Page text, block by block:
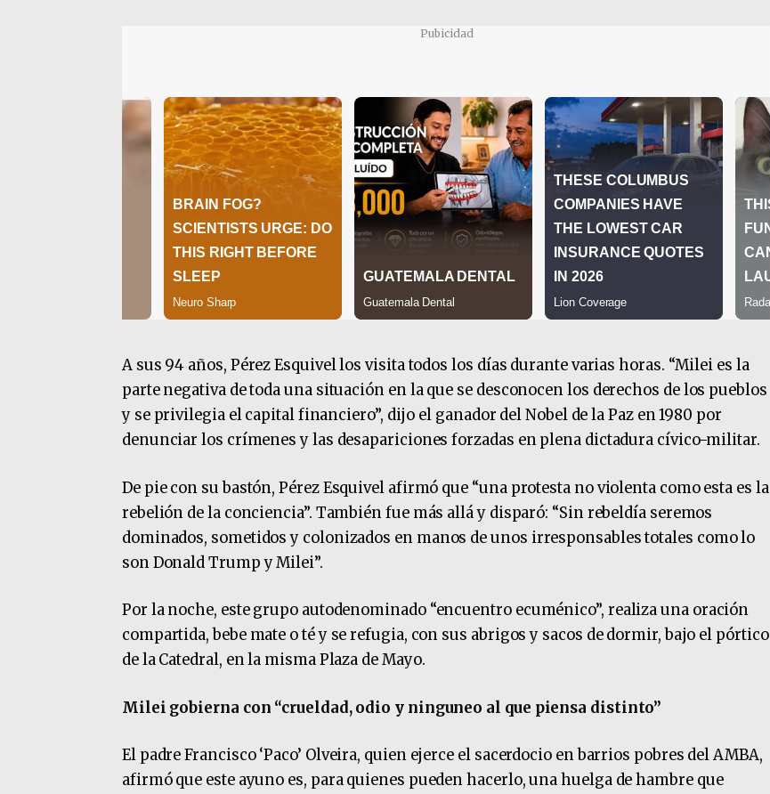
Pubicidad
A sus 94 años, Pérez Esquivel los visita todos los días durante varias horas. “Milei es la
parte negativa de toda una situación en la que se desconocen los derechos de los pueblos
y se privilegia el capital financiero”, dijo el ganador del Nobel de la Paz en 1980 por
denunciar los crímenes y las desapariciones forzadas en plena dictadura cívico-militar.
De pie con su bastón, Pérez Esquivel afirmó que “una protesta no violenta como esta es la
rebelión de la conciencia”. También fue más allá y disparó: “Sin rebeldía seremos
dominados, sometidos y colonizados en manos de unos irresponsables totales como lo
son Donald Trump y Milei”.
Por la noche, este grupo autodenominado “encuentro ecuménico”, realiza una oración
compartida, bebe mate o té y se refugia, con sus abrigos y sacos de dormir, bajo el pórtico
de la Catedral, en la misma Plaza de Mayo.
Milei gobierna con “crueldad, odio y ninguneo al que piensa distinto”
El padre Francisco ‘Paco’ Olveira, quien ejerce el sacerdocio en barrios pobres del AMBA,
afirmó que este ayuno es, para quienes pueden hacerlo, una huelga de hambre que